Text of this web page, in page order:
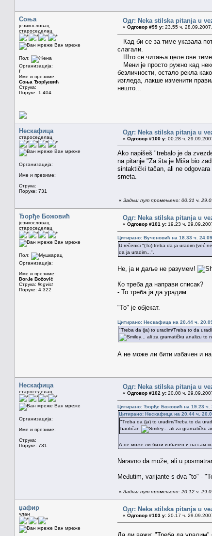
Соња
језикословац
староседелац
Ван мреже
Пол:
Организација:
/
Име и презиме:
Соња Ђорђевић
Струка:
Поруке: 1.404
Одг: Neka stilska pitanja u
« Одговор #99 у: 23.55 ч.
Кад би се за тиме указала
слагали.
Што се читања целе ове теме
Мени је просто ружно кад
безличности, остало рекла
изгледа, лакше изменити
нешто...
Нескафица
староседелац
Ван мреже
Организација:
Име и презиме:
Струка:
Поруке: 731
Одг: Neka stilska pitanja u
« Одговор #100 у: 00.28 ч.
Ako napišeš "trebalo je da
na pitanje "Za šta je Miša bio
sintaktički tačan, ali ne
smeta.
« Задњи пут промењено: 00.31 ч.
Ђорђе Божовић
језикословац
староседелац
Ван мреже
Пол:
Организација:
Име и презиме:
Đorđe Božović
Струка: lingvist
Поруке: 4.322
Одг: Neka stilska pitanja u
« Одговор #101 у: 19.23 ч.
Цитирано: Вученовић на 18.33 ч.
U rečenici "(To) treba da ja uradim (već
da ja uradim...".
Не, ја и даље не разумем!
Ко треба да направи списак?
- То треба ја да урадим.
"То" је објекат.
Цитирано: Нескафица на 20.44 ч.
"Treba da (ja) to uradim/Treba to da
... ali za gramatičku analizu to
А не може ли бити избачен и
Нескафица
староседелац
Ван мреже
Организација:
Име и презиме:
Струка:
Поруке: 731
Одг: Neka stilska pitanja u
« Одговор #102 у: 20.08 ч.
Цитирано: Ђорђе Божовић на 19.23 ч.
Цитирано: Нескафица на 20.44 ч.
"Treba da (ja) to uradim/Treba to da
haotičan
... ali za gramatičku
А не може ли бити избачен и на сам
Naravno da može, ali u
Međutim, varijante s dva "to" -
« Задњи пут промењено: 20.12 ч.
џафир
члан
Ван мреже
Одг: Neka stilska pitanja u
« Одговор #103 у: 20.17 ч.